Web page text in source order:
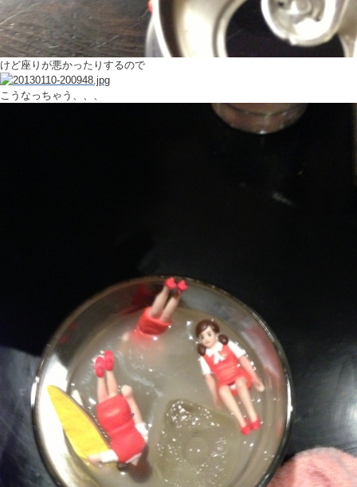
けど座りが悪かったりするので
こうなっちゃう、、、